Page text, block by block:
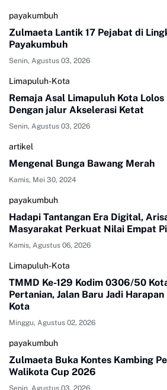
payakumbuh
Zulmaeta Lantik 17 Pejabat di
Payakumbuh
Senin, Agustus 03, 2026
Limapuluh-Kota
Remaja Asal Limapuluh Kota
Dengan jalur Akselerasi Ketat
Senin, Agustus 03, 2026
artikel
Mengenal Bunga Bawang Merah
Kamis, Mei 30, 2024
payakumbuh
Hadapi Tantangan Era Digital,
Masyarakat Perkuat Nilai Empat
Kamis, Agustus 06, 2026
Limapuluh-Kota
TMMD Ke-129 Kodim 0306/50
Pertanian, Jalan Baru Jadi
Kota
Minggu, Agustus 02, 2026
payakumbuh
Zulmaeta Buka Kontes Kambing
Walikota Cup 2026
Senin, Agustus 03, 2026